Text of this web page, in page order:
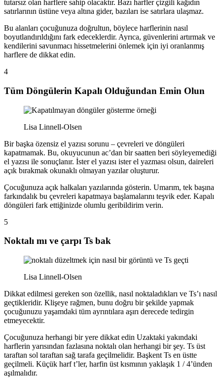
tutarsız olan harflere sahip olacaktır. Bazı harfler çizgili kağıdın
satırlarının üstüne veya altına gider, bazıları ise satırlara ulaşmaz.
Bu alanları çocuğunuza doğrultun, böylece harflerinin nasıl
boyutlandırıldığını fark edeceklerdir. Ayrıca, güvenlerini artırmak ve
kendilerini savunmacı hissetmelerini önlemek için iyi oranlanmış
harflere de dikkat edin.
4
Tüm Döngülerin Kapalı Olduğundan Emin Olun
Lisa Linnell-Olsen
Bir başka özensiz el yazısı sorunu – çevreleri ve döngüleri
kapatmamak. Bu, okuyucunun ac’dan bir saatten beri söyleyemediği
el yazısı ile sonuçlanır. İster el yazısı ister el yazması olsun, daireleri
açık bırakmak okunaklı olmayan yazılar oluşturur.
Çocuğunuza açık halkaları yazılarında gösterin. Umarım, tek başına
farkındalık bu çevreleri kapatmaya başlamalarını teşvik eder. Kapalı
döngüleri fark ettiğinizde olumlu geribildirim verin.
5
Noktalı mı ve çarpı Ts bak
Lisa Linnell-Olsen
Dikkat edilmesi gereken son özellik, nasıl noktaladıkları ve Ts’ı nasıl
geçtikleridir. Klişeye rağmen, bunu doğru bir şekilde yapmak
çocuğunuzu yaşamdaki tüm ayrıntılara aşırı derecede tedirgin
etmeyecektir.
Çocuğunuza herhangi bir yere dikkat edin Uzaktaki yakındaki
harflerin yarısından fazlasına noktalı olan herhangi bir şey. Ts üst
taraftan sol taraftan sağ tarafa geçilmelidir. Başkent Ts en üstte
geçilmeli. Küçük harf t’ler, harfin üst kısmının yaklaşık 1 / 4’ünden
aşılmalıdır.